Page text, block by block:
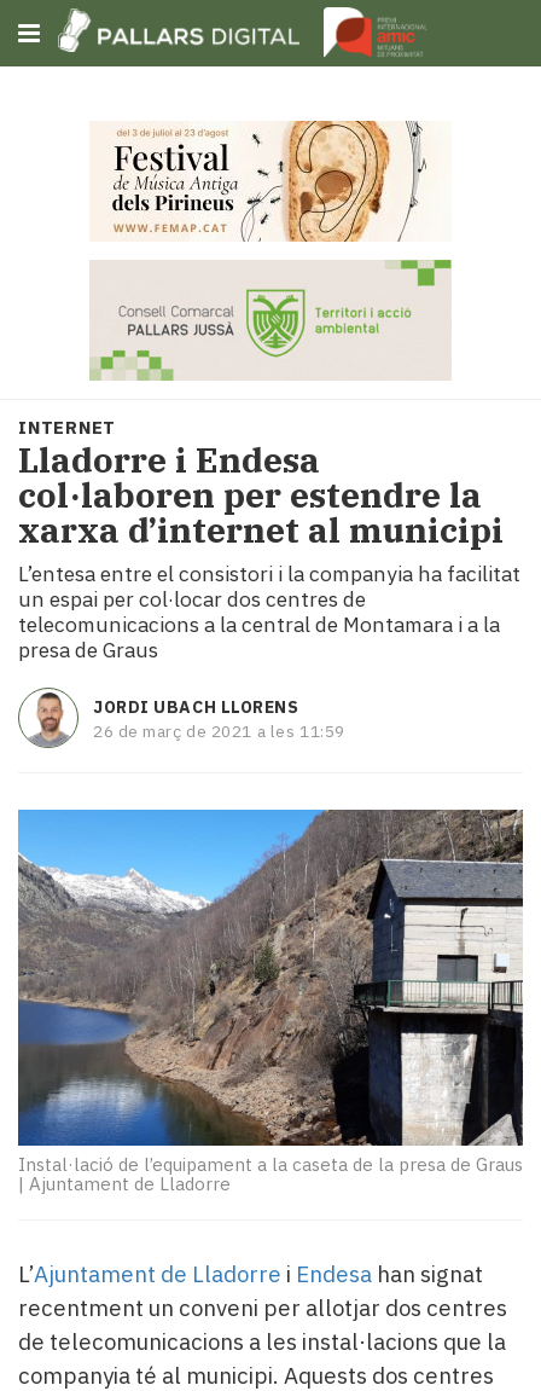
Subscriu-t'hi
Portada
Societat
Política
i
municipis
Economia
turisme
Cultura
Esports
tant!
TV
i
El
Reportatges
Entrevistes
Enquestes
A
escena!
Dis
Subscriptors
La
newsletter
del
Pallars
Lo
més
llegit...
Editorial
INTERNET
Lladorre i Endesa
col·laboren per estendre la
xarxa d’internet al municipi
L’entesa entre el consistori i la companyia ha facilitat
un espai per col·locar dos centres de
telecomunicacions a la central de Montamara i a la
presa de Graus
JORDI UBACH LLORENS
26 de març de 2021 a les 11:59
Instal·lació de l’equipament a la caseta de la presa de Graus
| Ajuntament de Lladorre
L’Ajuntament de Lladorre i Endesa han signat
recentment un conveni per allotjar dos centres
de telecomunicacions a les instal·lacions que la
companyia té al municipi. Aquests dos centres